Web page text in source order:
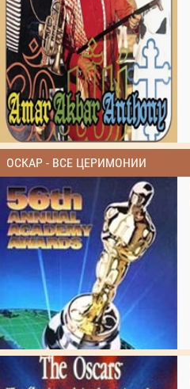
ОСКАР - ВСЕ ЦЕРИМОНИИ